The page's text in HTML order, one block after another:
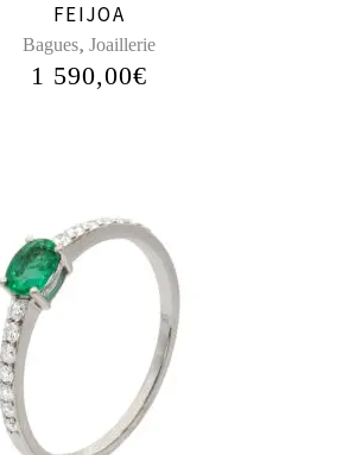
FEIJOA
Bagues, Joaillerie
1 590,00€